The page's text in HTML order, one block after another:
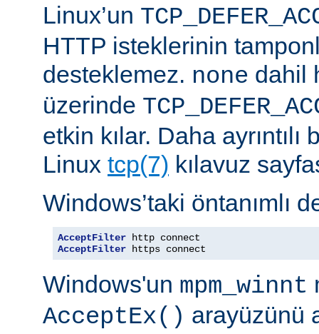
Linux’un
HTTP isteklerinin
desteklemez. none dahil
üzerinde
etkin kılar. Daha
Linux tcp(7) kılavuz
Windows’taki öntanımlı
AcceptFilter
AcceptFilter https connect
Windows'un mpm_winnt
AcceptEx() arayüzünü